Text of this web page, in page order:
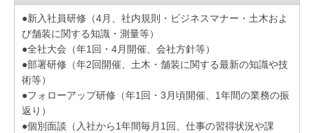
●新入社員研修（4月、社内規則・ビジネスマナー・土木およ
び舗装に関する知識・測量等）
●全社大会（年1回・4月開催、会社方針等）
●部署研修（年2回開催、土木・舗装に関する最新の知識や技
術等）
●フォローアップ研修（年1回・3月頃開催、1年間の業務の振
返り）
●個別面談（入社から1年間毎月1回、仕事の習得状況や課